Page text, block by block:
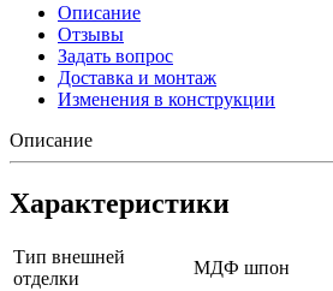
Описание
Отзывы
Задать вопрос
Доставка и монтаж
Изменения в конструкции
Описание
Характеристики
Тип внешней
отделки
МДФ шпон